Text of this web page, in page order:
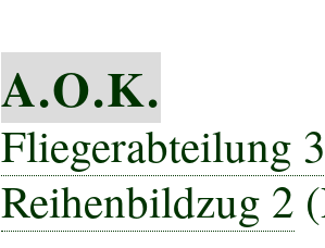
A.O.K.
Fliegerabteilung
Reihenbildzug 2